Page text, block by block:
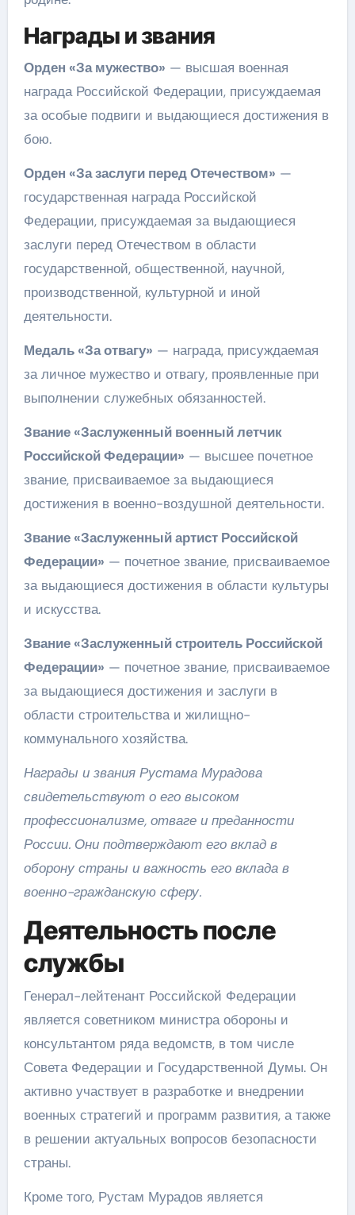
Награды и звания
Орден «За мужество» — высшая военная
награда Российской Федерации, присуждаемая
за особые подвиги и выдающиеся достижения в
бою.
Орден «За заслуги перед Отечеством» —
государственная награда Российской
Федерации, присуждаемая за выдающиеся
заслуги перед Отечеством в области
государственной, общественной, научной,
производственной, культурной и иной
деятельности.
Медаль «За отвагу» — награда, присуждаемая
за личное мужество и отвагу, проявленные при
выполнении служебных обязанностей.
Звание «Заслуженный военный летчик
Российской Федерации» — высшее почетное
звание, присваиваемое за выдающиеся
достижения в военно-воздушной деятельности.
Звание «Заслуженный артист Российской
Федерации» — почетное звание, присваиваемое
за выдающиеся достижения в области культуры
и искусства.
Звание «Заслуженный строитель Российской
Федерации» — почетное звание, присваиваемое
за выдающиеся достижения и заслуги в
области строительства и жилищно-
коммунального хозяйства.
Награды и звания Рустама Мурадова
свидетельствуют о его высоком
профессионализме, отваге и преданности
России. Они подтверждают его вклад в
оборону страны и важность его вклада в
военно-гражданскую сферу.
Деятельность после
службы
Генерал-лейтенант Российской Федерации
является советником министра обороны и
консультантом ряда ведомств, в том числе
Совета Федерации и Государственной Думы. Он
активно участвует в разработке и внедрении
военных стратегий и программ развития, а также
в решении актуальных вопросов безопасности
страны.
Кроме того, Рустам Мурадов является